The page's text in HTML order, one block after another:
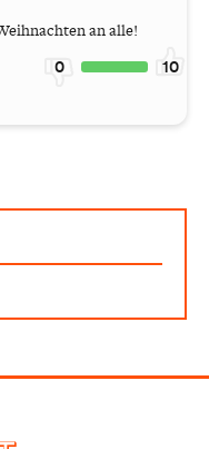
an alle!
0 10